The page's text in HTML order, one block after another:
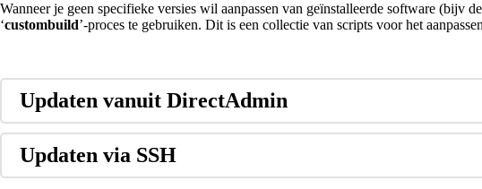
Wanneer je geen specifieke versies wil aanpassen van geïnstalleerde software
‘custombuild’-proces te gebruiken. Dit is een collectie van scripts voor het
Updaten vanuit DirectAdmin
Updaten via SSH